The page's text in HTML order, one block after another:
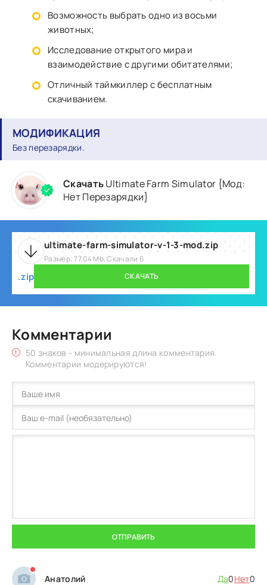
Возможность выбрать одно из восьми
животных;
Исследование открытого мира и
взаимодействие с другими обитателями;
Отличный таймкиллер с бесплатным
скачиванием.
МОДИФИКАЦИЯ
Без перезарядки.
СкачатьUltimate Farm Simulator {Мод:
Нет Перезарядки}
ultimate-farm-simulator-v-1-3-mod.zip
Размер: 77.04 Mb, Скачали 6
.zip СКАЧАТЬ
Комментарии
50 знаков - минимальная длина комментария.
Комментарии модерируются!
ОТПРАВИТЬ
Анатолий Да0Нет0